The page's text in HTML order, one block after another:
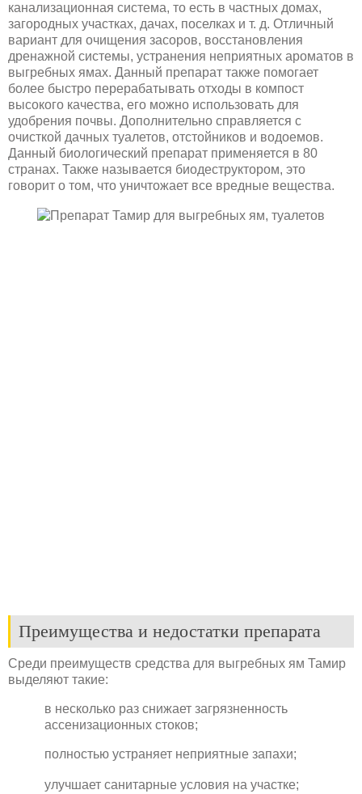
канализационная система, то есть в частных домах,
загородных участках, дачах, поселках и т. д. Отличный
вариант для очищения засоров, восстановления
дренажной системы, устранения неприятных ароматов в
выгребных ямах. Данный препарат также помогает
более быстро перерабатывать отходы в компост
высокого качества, его можно использовать для
удобрения почвы. Дополнительно справляется с
очисткой дачных туалетов, отстойников и водоемов.
Данный биологический препарат применяется в 80
странах. Также называется биодеструктором, это
говорит о том, что уничтожает все вредные вещества.
Преимущества и недостатки препарата
Среди преимуществ средства для выгребных ям Тамир
выделяют такие:
в несколько раз снижает загрязненность
ассенизационных стоков;
полностью устраняет неприятные запахи;
улучшает санитарные условия на участке;